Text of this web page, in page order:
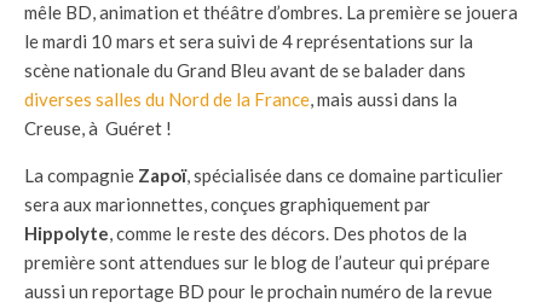
mêle BD, animation et théâtre d’ombres. La première se jouera
le mardi 10 mars et sera suivi de 4 représentations sur la
scène nationale du Grand Bleu avant de se balader dans
diverses salles du Nord de la France, mais aussi dans la
Creuse, à Guéret !
La compagnie Zapoï, spécialisée dans ce domaine particulier
sera aux marionnettes, conçues graphiquement par
Hippolyte, comme le reste des décors. Des photos de la
première sont attendues sur le blog de l’auteur qui prépare
aussi un reportage BD pour le prochain numéro de la revue